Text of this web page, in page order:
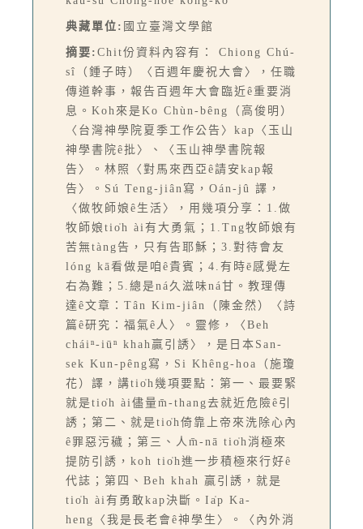
典藏單位: 國立臺灣文學館
摘要: Chit份資料內容有： Chiong Chú-
sî（鍾子時）〈百週年慶祝大會〉，任職
傳道幹事，報告百週年大會臨近ê重要消
息。Koh來是Ko Chùn-bêng（高俊明）
〈台灣神學院夏季工作公告〉kap〈玉山
神學書院ê批〉、〈玉山神學書院報
告〉。林照〈對馬來西亞ê請安kap報
告〉。Sú Teng-jiân寫，Oán-jû 譯，
〈做牧師娘ê生活〉，用幾項分享：1.做
牧師娘tio̍h ài有大勇氣；1.Tng牧師娘有
苦無tàng告，只有告耶穌；3.對待會友
lóng kā看做是咱ê貴賓；4.有時ē感覺左
右為難；5.總是ná久滋味ná甘。教理傳
達ê文章：Tân Kim-jiân（陳金然）〈詩
篇ê研究：福氣ê人〉。靈修，〈Beh
cháiⁿ-iūⁿ khah贏引誘〉，是日本San-
sek Kun-pêng寫，Si Khêng-hoa（施瓊
花）譯，講tio̍h幾項要點：第一、最要緊
就是tio̍h ài儘量m̄-thang去就近危險ê引
誘；第二、就是tio̍h倚靠上帝來洗除心內
ê罪惡污穢；第三、人m̄-nā tio̍h消極來
提防引誘，koh tio̍h進一步積極來行好ê
代誌；第四、Beh khah 贏引誘，就是
tio̍h ài有勇敢kap決斷。Ia̍p Ka-
heng〈我是長老會ê神學生〉。〈內外消